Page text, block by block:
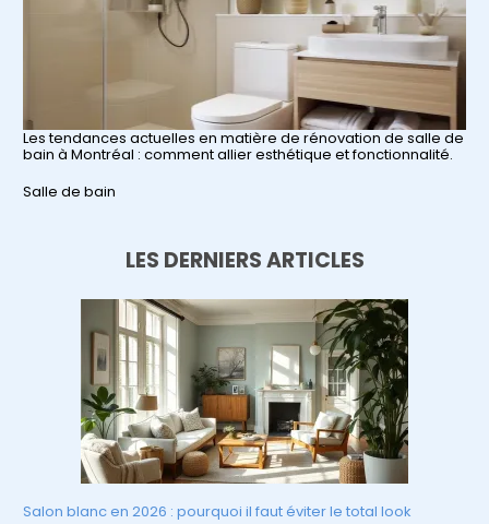
Les tendances actuelles en matière de rénovation de salle de
bain à Montréal : comment allier esthétique et fonctionnalité.
Par rapport à
Salle de bain
LES DERNIERS ARTICLES
Salon blanc en 2026 : pourquoi il faut éviter le total look